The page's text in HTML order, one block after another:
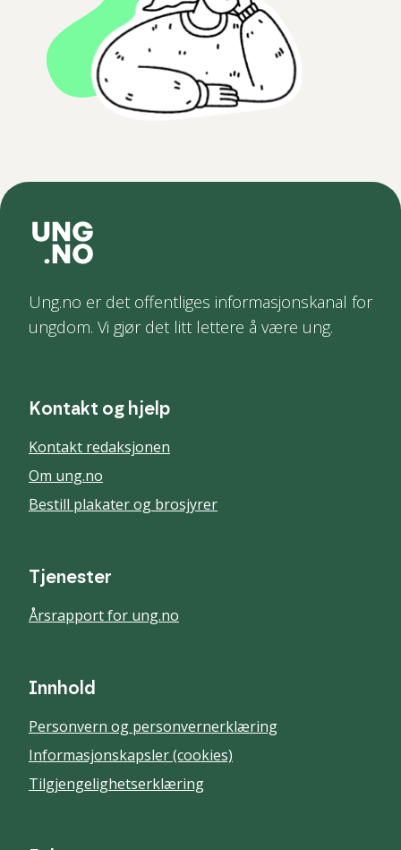
Ung.no er det offentliges informasjonskanal for
ungdom. Vi gjør det litt lettere å være ung.
Kontakt og hjelp
Kontakt redaksjonen
Om ung.no
Bestill plakater og brosjyrer
Tjenester
Årsrapport for ung.no
Innhold
Personvern og personvernerklæring
Informasjonskapsler (cookies)
Tilgjengelighetserklæring